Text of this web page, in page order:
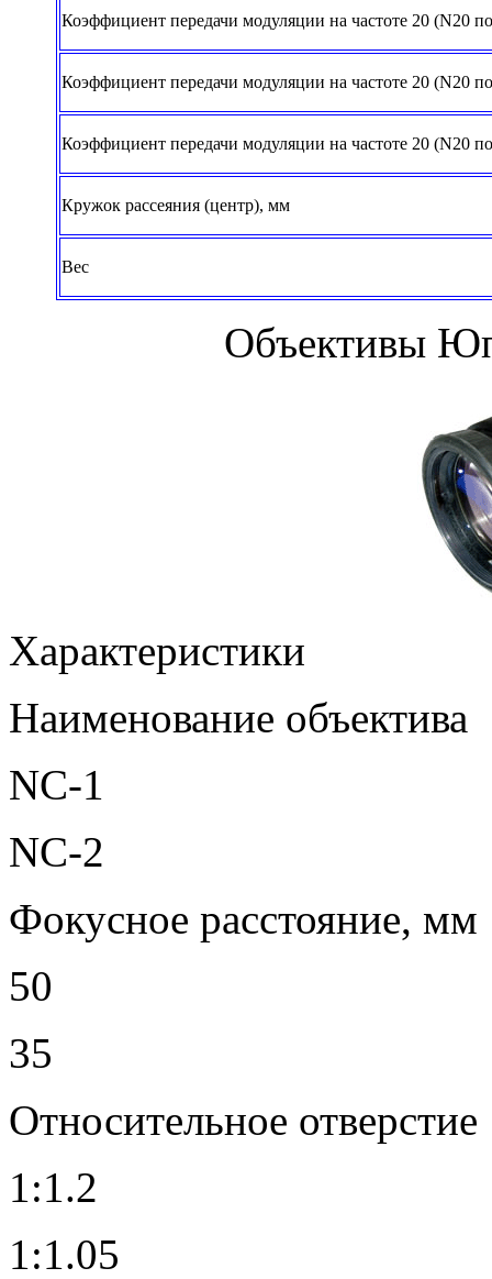
Коэффициент передачи модуляции на частоте 20 (N20
Коэффициент передачи модуляции на частоте 20 (N20
Коэффициент передачи модуляции на частоте 20 (N20
Кружок рассеяния (центр), мм
Вес
Объективы
Характеристики
Наименование объектива
NC-1
NC-2
Фокусное расстояние, мм
50
35
Относительное отверстие
1:1.2
1:1.05